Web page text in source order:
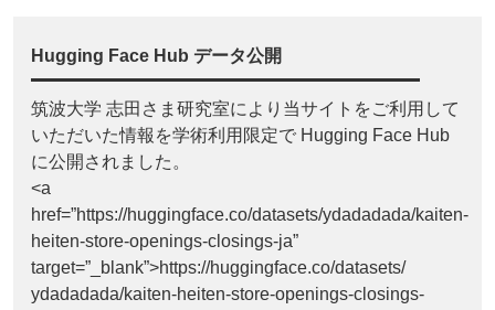
Hugging Face Hub データ公開
筑波大学 志田さま研究室により当サイトをご利用して
いただいた情報を学術利用限定で Hugging Face Hub
に公開されました。
<a
href=”https://huggingface.co/datasets/ydadadada/kaiten-
heiten-store-openings-closings-ja”
target=”_blank”>https://huggingface.co/datasets/
ydadadada/kaiten-heiten-store-openings-closings-